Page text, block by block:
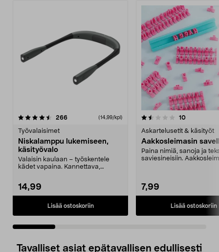
266arvostelut (14,99/kpl)
Työvalaisimet
Niskalamppu lukemiseen,
käsityövalo
Valaisin kaulaan – työskentele
kädet vapaina. Kannettava,
14,99
Lisää ostoskoriin
1.5 viidestä
10arvostelut
Askartelusetit & käsityöt
Aakkosleimasin
Paina nimiä, sanoja ja
saviesineisiin.
7,99
Lisää ostoskoriin
5.0 viidestä
Tavalliset asiat epätavallisen edullisesti